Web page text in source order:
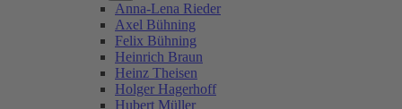
Anna-Lena Rieder
Axel Bühning
Felix Bühning
Heinrich Braun
Heinz Theisen
Holger Hagerhoff
Hubert Müller